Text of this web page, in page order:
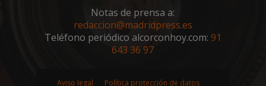
Notas de prensa a:
redaccion@madridpress.es
Teléfono periódico alcorconhoy.com: 91
643 36 97
Aviso legal Política protección de datos